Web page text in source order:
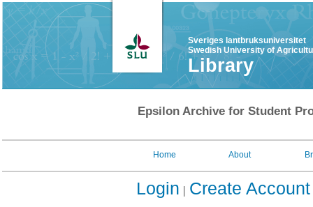
Sveriges lantbruksuniversitet
Swedish University of
Library
Epsilon Archive for Student
Home About
Login Create Account